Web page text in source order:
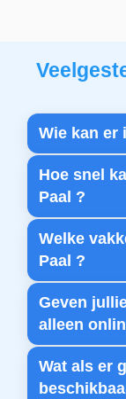
Wie kan er
Hoe snel
Paal ?
Welke
Paal ?
Geven
alleen
Wat als er